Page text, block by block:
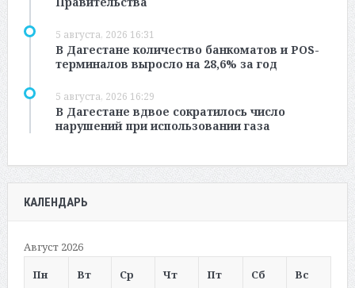
5 августа, 2026 16:31
В Дагестане количество банкоматов и POS-
терминалов выросло на 28,6% за год
5 августа, 2026 16:29
В Дагестане вдвое сократилось число
нарушений при использовании газа
КАЛЕНДАРЬ
Август 2026
Пн
Вт Ср Чт Пт Сб Вс